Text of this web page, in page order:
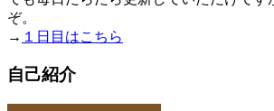
ぞ。
→ １日目はこちら
自己紹介